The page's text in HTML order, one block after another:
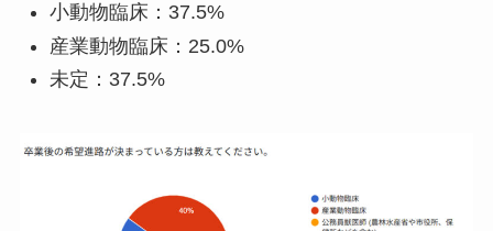
小動物臨床：37.5%
産業動物臨床：25.0%
未定：37.5%